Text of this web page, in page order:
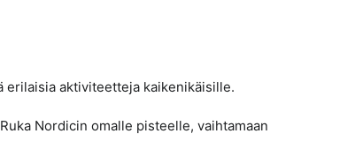
erilaisia aktiviteetteja kaikenikäisille.
Nordicin omalle pisteelle, vaihtamaan